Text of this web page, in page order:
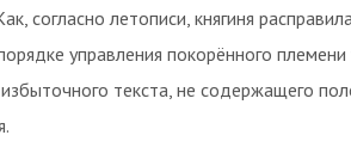
согласно летописи, княгиня
управления покорённого племени
текста, не содержащего